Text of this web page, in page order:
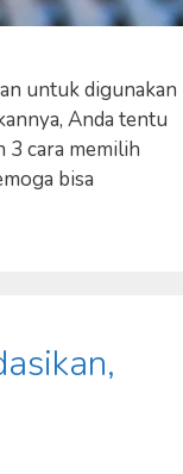
untuk digunakan
Anda tentu
3 cara memilih
bisa